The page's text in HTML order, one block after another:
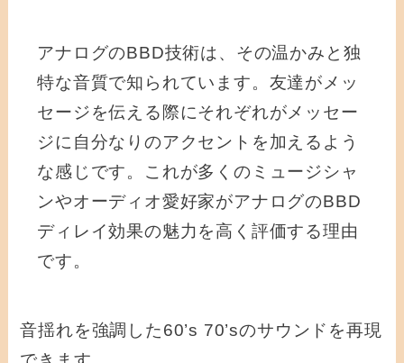
アナログのBBD技術は、その温かみと独
特な音質で知られています。友達がメッ
セージを伝える際にそれぞれがメッセー
ジに自分なりのアクセントを加えるよう
な感じです。これが多くのミュージシャ
ンやオーディオ愛好家がアナログのBBD
ディレイ効果の魅力を高く評価する理由
です。
音揺れを強調した60’s 70’sのサウンドを再現